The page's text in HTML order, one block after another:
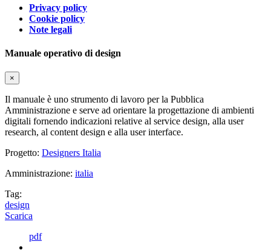
Privacy policy
Cookie policy
Note legali
Manuale operativo di design
×
Il manuale è uno strumento di lavoro per la Pubblica
Amministrazione e serve ad orientare la progettazione di ambienti
digitali fornendo indicazioni relative al service design, alla user
research, al content design e alla user interface.
Progetto: Designers Italia
Amministrazione: italia
Tag:
design
Scarica
pdf